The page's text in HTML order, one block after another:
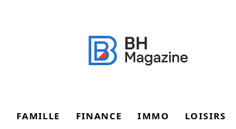
FAMILLE FINANCE IMMO LOISIRS